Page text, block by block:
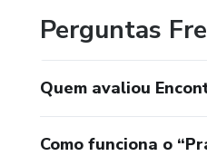
Perguntas
Quem avaliou
Como funciona o